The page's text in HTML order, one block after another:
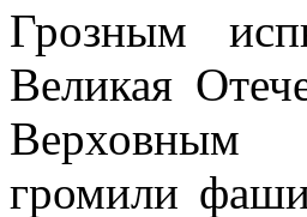
Грозным
Великая
Верховным
громили